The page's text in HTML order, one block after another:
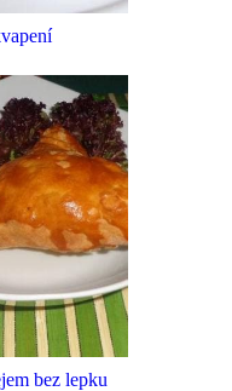
bez lepku